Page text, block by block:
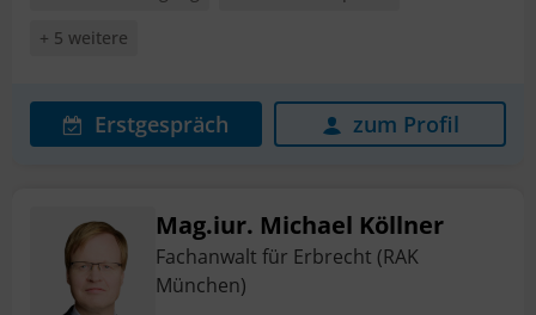
+ 5 weitere
Erstgespräch zum Profil
Mag.iur. Michael Köllner
Fachanwalt für Erbrecht (RAK
München)